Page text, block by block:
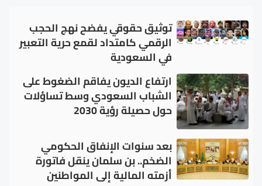
توثيق حقوقي يفضح نهج الحجب
الرقمي كامتداد لقمع حرية التعبير
في السعودية
ارتفاع الديون يفاقم الضغوط على
الشباب السعودي وسط تساؤلات
حول حصيلة رؤية 2030
بعد سنوات الإنفاق الحكومي
الضخم.. بن سلمان ينقل فاتورة
أزمته المالية إلى المواطنين